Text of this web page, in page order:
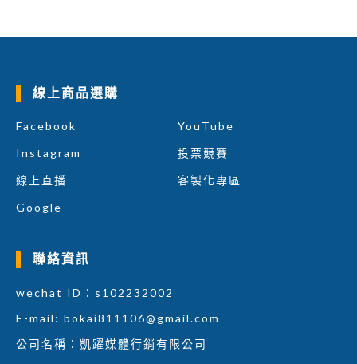
線上商品選購
Facebook
YouTube
Instagram
投票競賽
線上直播
客製化專區
Google
聯絡資訊
wechat ID：s102232002
E-mail: bokai811106@gmail.com
公司名稱：凱躍媒體行銷有限公司